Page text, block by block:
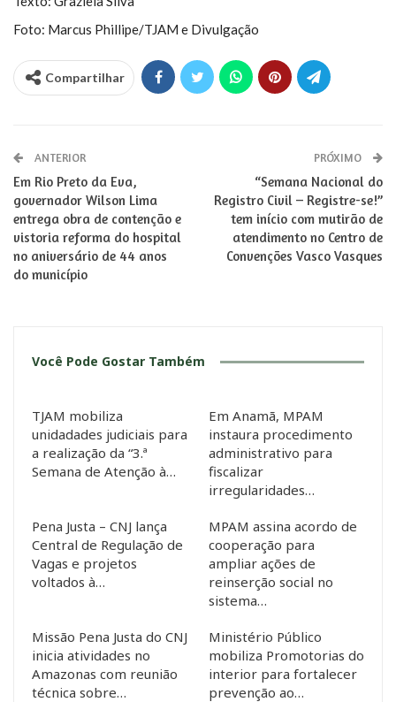
Foto: Marcus Phillipe/TJAM e Divulgação
Compartilhar
ANTERIOR
Em Rio Preto da Eva,
governador Wilson Lima
entrega obra de contenção e
vistoria reforma do hospital
no aniversário de 44 anos
do município
PRÓXIMO
“Semana Nacional do
Registro Civil – Registre-se!”
tem início com mutirão de
atendimento no Centro de
Convenções Vasco Vasques
Você Pode Gostar Também
TJAM mobiliza
unidadades judiciais para
a realização da “3.ª
Semana de Atenção à…
Em Anamã, MPAM
instaura procedimento
administrativo para
fiscalizar
irregularidades…
Pena Justa – CNJ lança
Central de Regulação de
Vagas e projetos
voltados à…
MPAM assina acordo de
cooperação para
ampliar ações de
reinserção social no
sistema…
Missão Pena Justa do CNJ
inicia atividades no
Amazonas com reunião
técnica sobre…
Ministério Público
mobiliza Promotorias do
interior para fortalecer
prevenção ao…